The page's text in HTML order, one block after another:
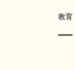
教育